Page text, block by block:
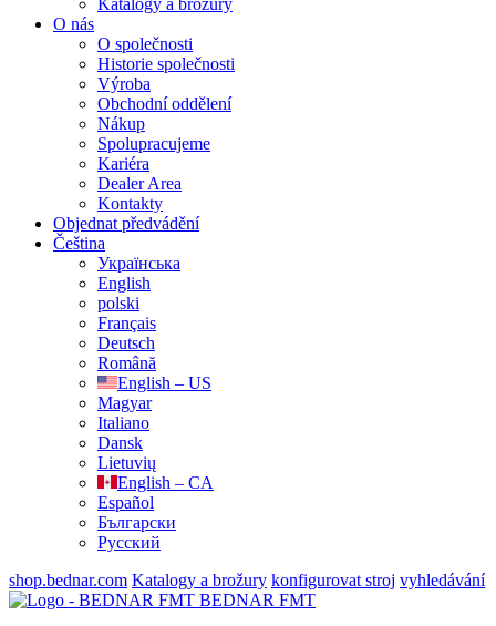
Katalogy a brožury
O nás
O společnosti
Historie společnosti
Výroba
Obchodní oddělení
Nákup
Spolupracujeme
Kariéra
Dealer Area
Kontakty
Objednat předvádění
Čeština
Українська
English
polski
Français
Deutsch
Română
English – US
Magyar
Italiano
Dansk
Lietuvių
English – CA
Español
Български
Русский
shop.bednar.com Katalogy a brožury konfigurovat stroj vyhledávání
BEDNAR FMT